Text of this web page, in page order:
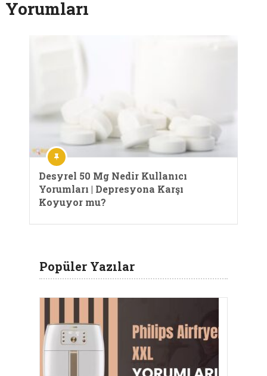
Yorumları
Desyrel 50 Mg Nedir Kullanıcı
Yorumları | Depresyona Karşı
Koyuyor mu?
Popüler Yazılar